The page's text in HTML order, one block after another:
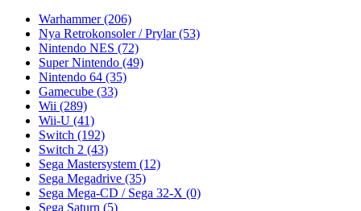
Warhammer(206)
Nya Retrokonsoler / Prylar(53)
Nintendo NES (72)
Super Nintendo (49)
Nintendo 64 (35)
Gamecube (33)
Wii (289)
Wii-U (41)
Switch (192)
Switch 2 (43)
Sega Mastersystem (12)
Sega Megadrive (35)
Sega Mega-CD / Sega 32-X (0)
Sega Saturn (5)